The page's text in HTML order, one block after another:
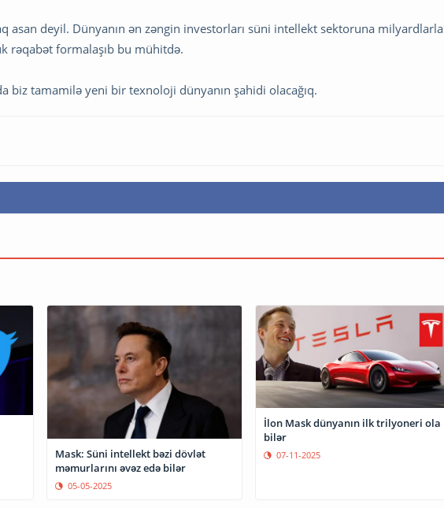
asan deyil. Dünyanın ən zəngin investorları süni intellekt sektoruna milyardlarla
rəqabət formalaşıb bu mühitdə.
biz tamamilə yeni bir texnoloji dünyanın şahidi olacağıq.
Mask: Süni intellekt bəzi dövlət
məmurlarını əvəz edə bilər
05-05-2025
İlon Mask dünyanın ilk trilyoneri ola
bilər
07-11-2025